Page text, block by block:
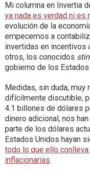
Mi columna en Invertia
ya nada es verdad ni es
evolución de la
empecemos a
invertidas en incentivos
otros, los conocidos
gobierno de los
Medidas, sin duda, muy
difícilmente discutible,
4.1 billones de dólares
dinero adicional, nos
parte de los dólares
Estados Unidos hayan
todo lo que ello
inflacionarias.